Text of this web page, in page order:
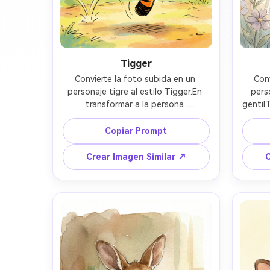
Tigger
Convierte la foto subida en un
personaje tigre al estilo Tigger.En
transformar a la persona
completamente en un tigre naranja
energético con rayas gruesas, gran
sonrisa alegre y pose animada.Usa
estilo clásico de animación infantil e
ilustración de cuento.Colores cálidos
brillantes, postura dinámica y
sensación divertida y saltarina.El
alegría y mucha energía.Fondo
simple de cuento con elementos que
indiquen movimiento.Sin realismo, sin
Copiar Prompt
Crear Imagen Similar ↗
la